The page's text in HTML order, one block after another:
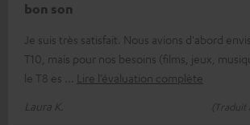
bon son
Je suis très satisfait. Nous avions d'abord
T10, mais pour nos besoins (films, jeux,
le T8 es
Lire l’évaluation complète
Laura K.
(Traduit